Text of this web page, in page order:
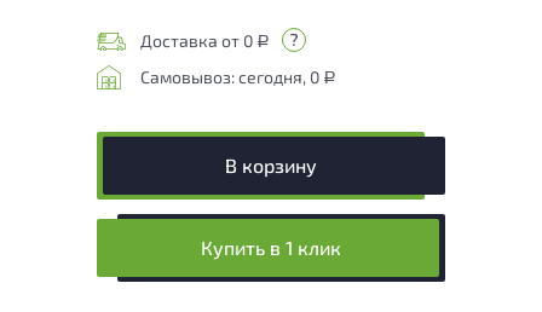
Доставка от 0 Р
Самовывоз: сегодня, 0 Р
В корзину
Купить в 1 клик